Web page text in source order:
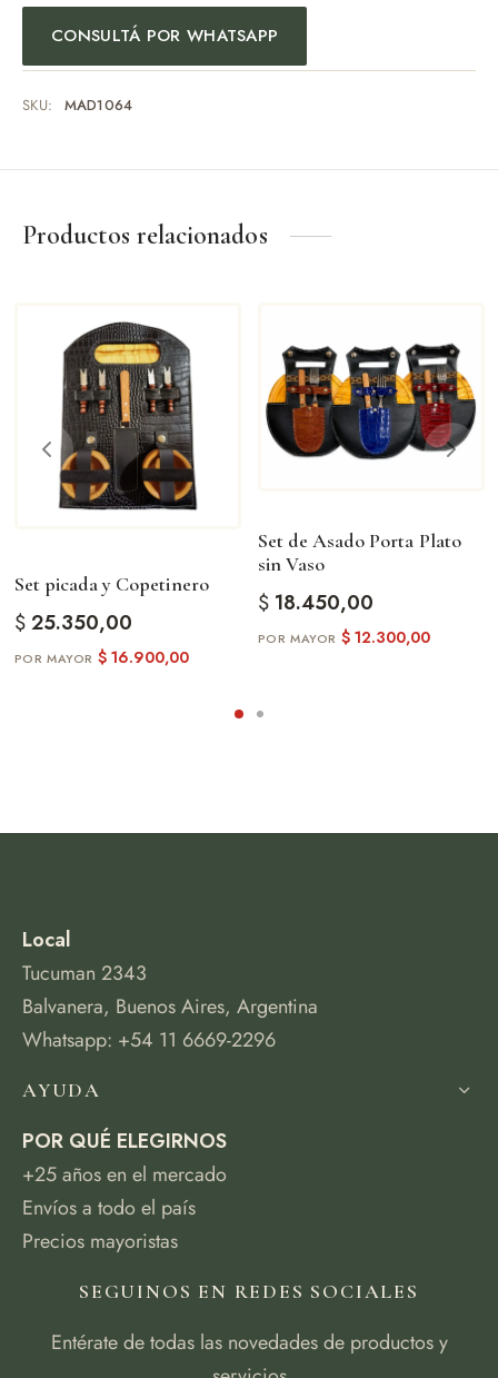
CONSULTÁ POR WHATSAPP
SKU: MAD1064
Productos relacionados
Set picada y Copetinero
$25.350,00
$16.900,00
Set de Asado Porta Plato
sin Vaso
$18.450,00
$12.300,00
Local
Tucuman 2343
Balvanera, Buenos Aires, Argentina
Whatsapp: +54 11 6669-2296
AYUDA
POR QUÉ ELEGIRNOS
+25 años en el mercado
Envíos a todo el país
Precios mayoristas
SEGUINOS EN REDES SOCIALES
Entérate de todas las novedades de productos y